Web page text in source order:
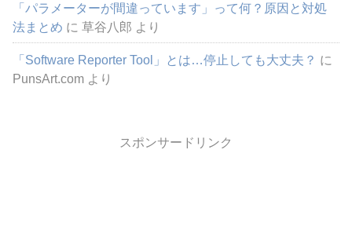
「パラメーターが間違っています」って何？原因と対処
法まとめ に草谷八郎 より
「Software Reporter Tool」とは…停止しても大丈夫？ に
PunsArt.com より
スポンサードリンク